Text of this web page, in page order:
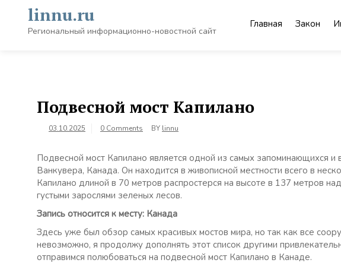
content
linnu.ru
Региональный информационно-новостной сайт
Главная Закон
Подвесной мост Капилано
03.10.2025 0 Comments BY linnu
Подвесной мост Капилано является одной из самых запоминающихся
Ванкувера, Канада. Он находится в живописной местности всего в
Капилано длиной в 70 метров распростерся на высоте в 137 метров
густыми зарослями зеленых лесов.
Запись относится к месту: Канада
Здесь уже был обзор самых красивых мостов мира, но так как все
невозможно, я продолжу дополнять этот список другими
отправимся полюбоваться на подвесной мост Капилано в Канаде.